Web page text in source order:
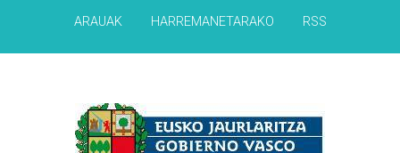
ARAUAK HARREMANETARAKO RSS